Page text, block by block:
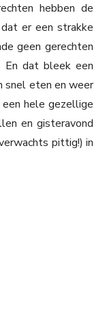
hebben de
er een strakke
geen gerechten
En dat bleek een
snel eten en weer
hele gezellige
en gisteravond
pittig!) in